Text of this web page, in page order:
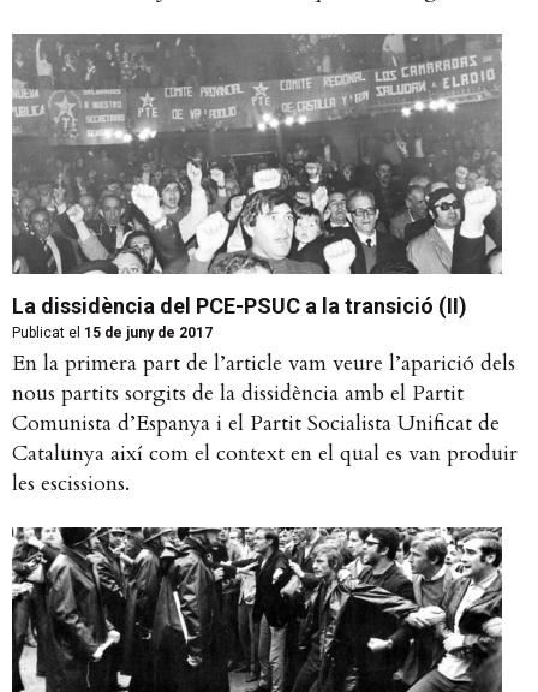
La dissidència del PCE-PSUC a la transició (II)
Publicat el 15 de juny de 2017
En la primera part de l’article vam veure l’aparició dels
nous partits sorgits de la dissidència amb el Partit
Comunista d’Espanya i el Partit Socialista Unificat de
Catalunya així com el context en el qual es van produir
les escissions.